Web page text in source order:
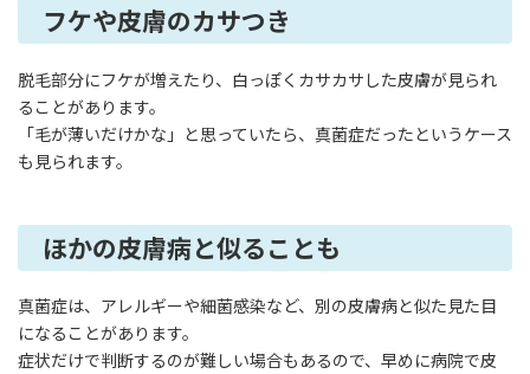
フケや皮膚のカサつき
脱毛部分にフケが増えたり、白っぽくカサカサした皮膚が見られ
ることがあります。
「毛が薄いだけかな」と思っていたら、真菌症だったというケース
も見られます。
ほかの皮膚病と似ることも
真菌症は、アレルギーや細菌感染など、別の皮膚病と似た見た目
になることがあります。
症状だけで判断するのが難しい場合もあるので、早めに病院で皮